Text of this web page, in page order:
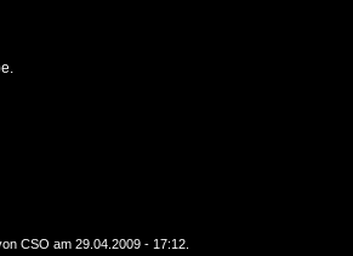
CSO am 29.04.2009 - 17:12.